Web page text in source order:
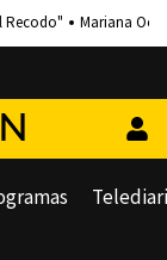
Recodo" Mariana